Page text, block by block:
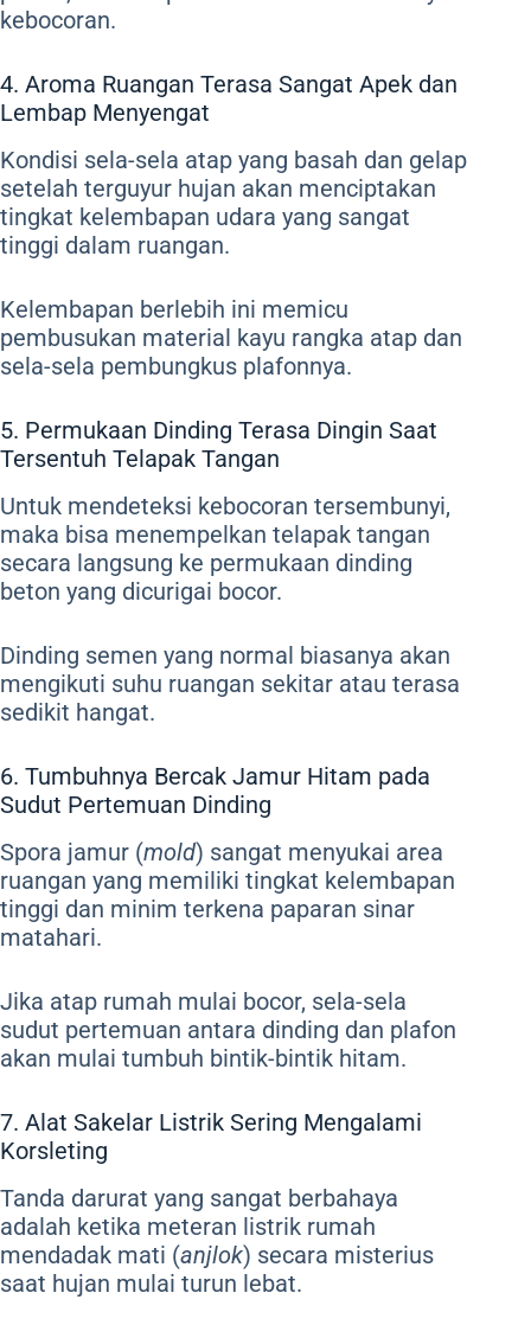
kebocoran.
4. Aroma Ruangan Terasa Sangat Apek dan
Lembap Menyengat
Kondisi sela-sela atap yang basah dan gelap
setelah terguyur hujan akan menciptakan
tingkat kelembapan udara yang sangat
tinggi dalam ruangan.
Kelembapan berlebih ini memicu
pembusukan material kayu rangka atap dan
sela-sela pembungkus plafonnya.
5. Permukaan Dinding Terasa Dingin Saat
Tersentuh Telapak Tangan
Untuk mendeteksi kebocoran tersembunyi,
maka bisa menempelkan telapak tangan
secara langsung ke permukaan dinding
beton yang dicurigai bocor.
Dinding semen yang normal biasanya akan
mengikuti suhu ruangan sekitar atau terasa
sedikit hangat.
6. Tumbuhnya Bercak Jamur Hitam pada
Sudut Pertemuan Dinding
Spora jamur (mold) sangat menyukai area
ruangan yang memiliki tingkat kelembapan
tinggi dan minim terkena paparan sinar
matahari.
Jika atap rumah mulai bocor, sela-sela
sudut pertemuan antara dinding dan plafon
akan mulai tumbuh bintik-bintik hitam.
7. Alat Sakelar Listrik Sering Mengalami
Korsleting
Tanda darurat yang sangat berbahaya
adalah ketika meteran listrik rumah
mendadak mati (anjlok) secara misterius
saat hujan mulai turun lebat.